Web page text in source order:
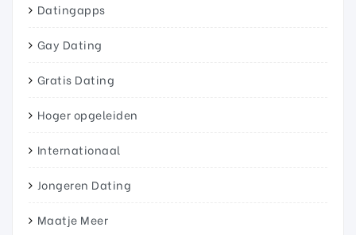
Datingapps
Gay Dating
Gratis Dating
Hoger opgeleiden
Internationaal
Jongeren Dating
Maatje Meer